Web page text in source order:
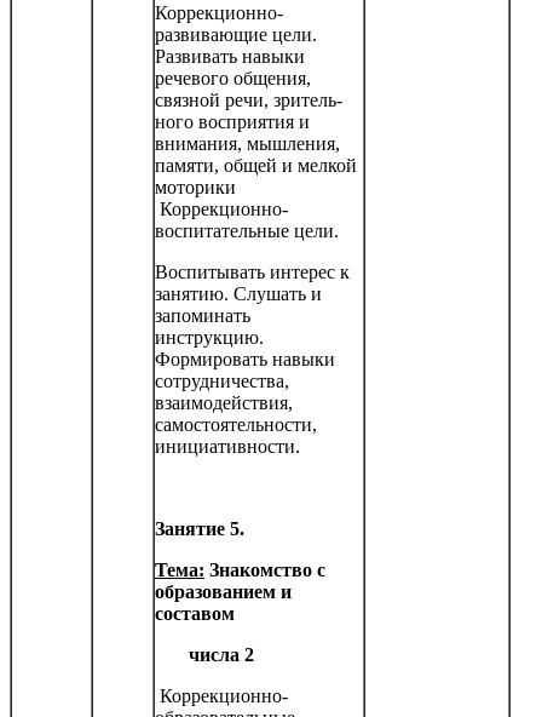
Коррекционно-
развивающие цели.
Развивать навыки
речевого общения,
связной речи, зритель­
ного восприятия и
внимания, мышления,
памяти, общей и мелкой
моторики
Коррекционно-
воспитательные цели.
Воспитывать интерес к
занятию. Слушать и
запоминать
инструкцию.
Формировать навыки
сотрудничества,
взаимодействия,
самостоятельности,
инициатив­ности.
Занятие 5.
Тема: Знакомство с
образованием и
составом
числа 2
Коррекционно-